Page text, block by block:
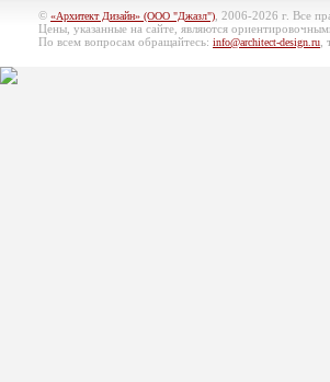
© «Архитект Дизайн» (ООО "Джазл") , 2006-2026 г. Все
Цены, указанные на сайте, являются
По всем вопросам обращайтесь: info@architect-design.ru